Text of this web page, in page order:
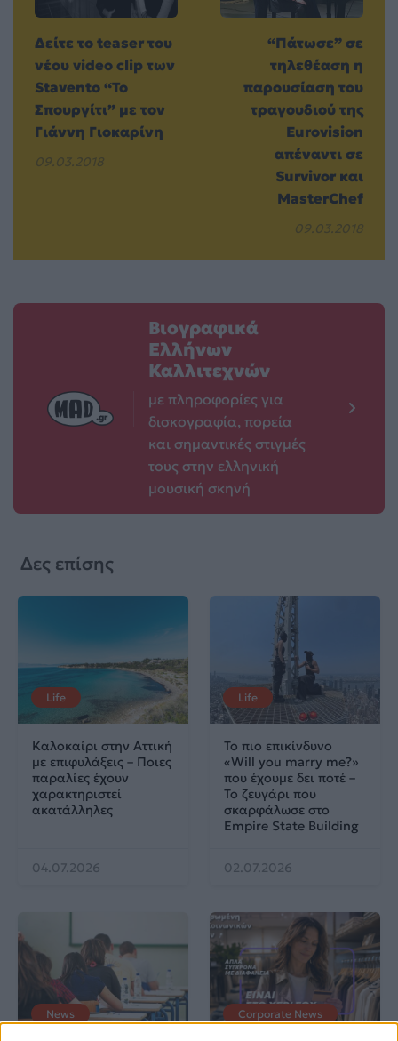
Δείτε το teaser του
νέου video clip των
Stavento “Το
Σπουργίτι” με τον
Γιάννη Γιοκαρίνη
09.03.2018
“Πάτωσε” σε
τηλεθέαση η
παρουσίαση του
τραγουδιού της
Eurovision
απέναντι σε
Survivor και
MasterChef
09.03.2018
Βιογραφικά
Ελλήνων
Καλλιτεχνών
με πληροφορίες για
δισκογραφία, πορεία
και σημαντικές στιγμές
τους στην ελληνική
μουσική σκηνή
Δες επίσης
Life
Καλοκαίρι στην Αττική
με επιφυλάξεις – Ποιες
παραλίες έχουν
χαρακτηριστεί
ακατάλληλες
04.07.2026
Life
Το πιο επικίνδυνο
«Will you marry me?»
που έχουμε δει ποτέ –
Το ζευγάρι που
σκαρφάλωσε στο
Empire State Building
02.07.2026
News Corporate News